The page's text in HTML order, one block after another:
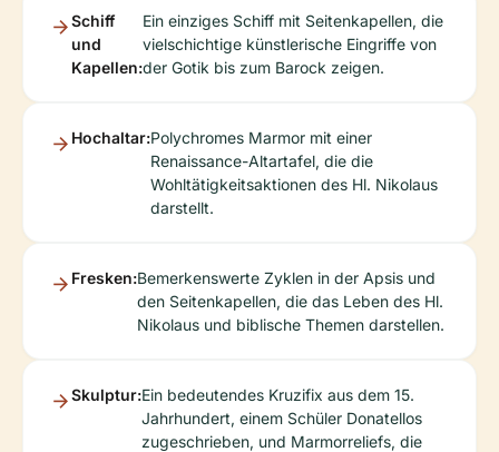
Schiff
und
Kapellen:
Ein einziges Schiff mit Seitenkapellen, die
vielschichtige künstlerische Eingriffe von
der Gotik bis zum Barock zeigen.
Hochaltar:Polychromes Marmor mit einer
Renaissance-Altartafel, die die
Wohltätigkeitsaktionen des Hl. Nikolaus
darstellt.
Fresken:Bemerkenswerte Zyklen in der Apsis und
den Seitenkapellen, die das Leben des Hl.
Nikolaus und biblische Themen darstellen.
Skulptur:Ein bedeutendes Kruzifix aus dem 15.
Jahrhundert, einem Schüler Donatellos
zugeschrieben, und Marmorreliefs, die